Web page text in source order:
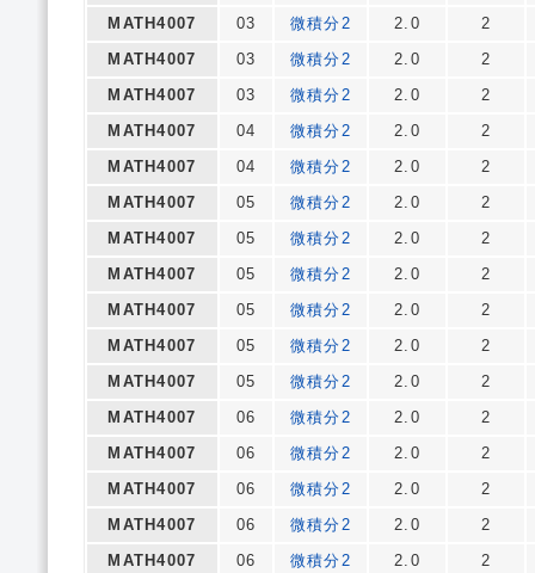
MATH4007
03 微積分2 2.0
2
MATH4007
03 微積分2 2.0
2
MATH4007
03 微積分2 2.0
2
MATH4007
04 微積分2 2.0
2
MATH4007
04 微積分2 2.0
2
MATH4007
05 微積分2 2.0
2
MATH4007
05 微積分2 2.0
2
MATH4007
05 微積分2 2.0
2
MATH4007
05 微積分2 2.0
2
MATH4007
05 微積分2 2.0
2
MATH4007
05 微積分2 2.0
2
MATH4007
06 微積分2 2.0
2
MATH4007
06 微積分2 2.0
2
MATH4007
06 微積分2 2.0
2
MATH4007
06 微積分2 2.0
2
MATH4007
06 微積分2 2.0
2